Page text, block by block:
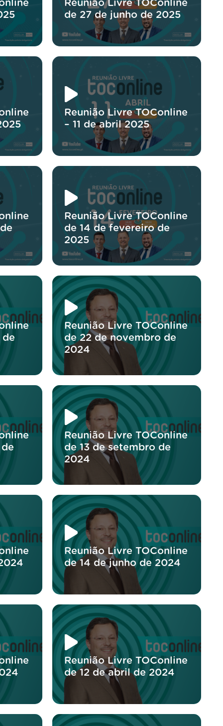
Reunião Livre TOConline
de 27 de junho de 2025
Reunião Livre TOConline
– 11 de abril 2025
Reunião Livre TOConline
de 14 de fevereiro de
2025
de
Reunião Livre TOConline
de 22 de novembro de
2024
Reunião Livre TOConline
de 13 de setembro de
2024
Reunião Livre TOConline
de 14 de junho de 2024
Reunião Livre TOConline
de 12 de abril de 2024